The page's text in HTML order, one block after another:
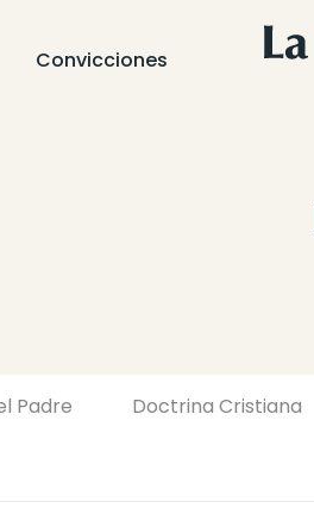
Convicciones
Padre Doctrina Cristiana